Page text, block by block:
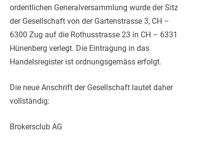
ordentlichen Generalversammlung wurde der Sitz
der Gesellschaft von der Gartenstrasse 3, CH –
6300 Zug auf die Rothusstrasse 23 in CH – 6331
Hünenberg verlegt. Die Eintragung in das
Handelsregister ist ordnungsgemäss erfolgt.
Die neue Anschrift der Gesellschaft lautet daher
vollständig:
Brokersclub AG